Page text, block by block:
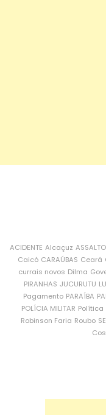
ACIDENTE Alcaçuz ASSALTO
Caicó CARAÚBAS Ceará
currais novos Dilma
PIRANHAS JUCURUTU
Pagamento PARAÍBA
POLÍCIA MILITAR Política
Robinson Faria Roubo